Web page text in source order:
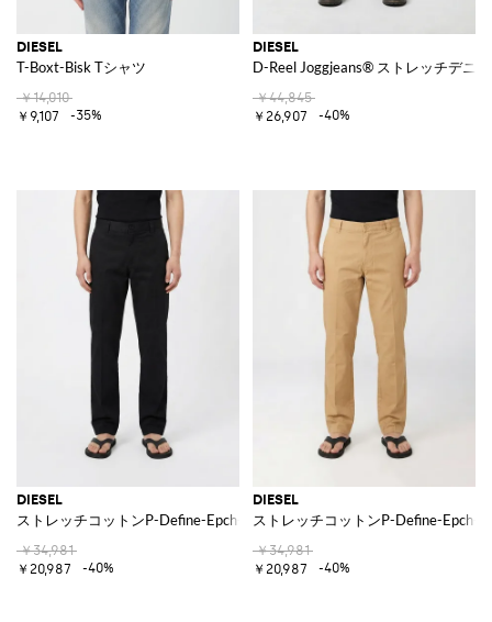
DIESEL
T-Boxt-Bisk Tシャツ
￥14,010
￥9,107
-35%
DIESEL
D-Reel Joggjeans® ストレッチデニ
￥44,845
￥26,907
-40%
DIESEL
ストレッチコットンP-Define-Epchチノパンツ
￥34,981
￥20,987
-40%
DIESEL
ストレッチコットンP-Define-Epchチ
￥34,981
￥20,987
-40%